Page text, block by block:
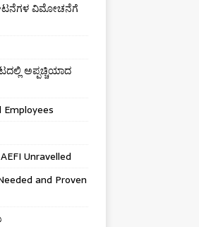
ವಿಮೋಚನೆಗೆ
ಅಪ್ಪಚ್ಚಿಯಾದ
Unravelled
and Proven